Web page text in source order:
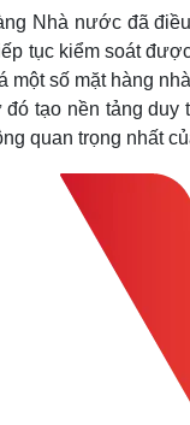
Nhà nước đã
tục kiểm soát
một số mặt hàng
đó tạo nền tảng
quan trọng nhất